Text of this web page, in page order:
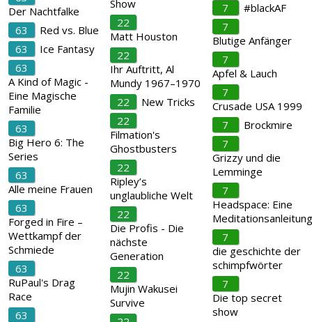
Der Nachtfalke
63
Red vs. Blue
63
Ice Fantasy
63
A Kind of Magic -
Eine Magische
Familie
63
Big Hero 6: The
Series
63
Alle meine Frauen
63
Forged in Fire –
Wettkampf der
Schmiede
63
RuPaul's Drag
Race
63
Show
22
Matt Houston
22
Ihr Auftritt, Al
Mundy 1967–1970
22
New Tricks
22
Filmation's
Ghostbusters
22
Ripley’s
unglaubliche Welt
22
Die Profis - Die
nächste
Generation
22
Mujin Wakusei
Survive
7
#blackAF
7
Blutige Anfänger
7
Apfel & Lauch
7
Crusade USA 1999
7
Brockmire
7
Grizzy und die
Lemminge
7
Headspace: Eine
Meditationsanleitung
7
die geschichte der
schimpfwörter
7
Die top secret
show